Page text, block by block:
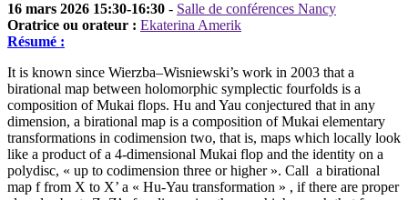
16 mars 2026 15:30-16:30 - Salle de conférences Nancy
Oratrice ou orateur : Ekaterina Amerik
Résumé :
It is known since Wierzba–Wisniewski’s work in 2003 that a
birational map between holomorphic symplectic fourfolds is a
composition of Mukai flops. Hu and Yau conjectured that in any
dimension, a birational map is a composition of Mukai elementary
transformations in codimension two, that is, maps which locally look
like a product of a 4-dimensional Mukai flop and the identity on a
polydisc, « up to codimension three or higher ». Call a birational
map f from X to X’ a « Hu-Yau transformation » , if there are proper